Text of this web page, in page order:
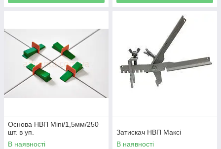
Основа НВП Mini/1,5мм/250
шт. в уп.
В наявності
Затискач НВП Максі
В наявності